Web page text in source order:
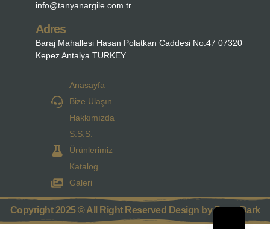
info@tanyanargile.com.tr
Adres
Baraj Mahallesi Hasan Polatkan Caddesi No:47 07320
Kepez Antalya TURKEY
Anasayfa
Bize Ulaşın
Hakkımızda
S.S.S.
Ürünlerimiz
Katalog
Galeri
Copyright 2025 © All Right Reserved Design by Parra Dark